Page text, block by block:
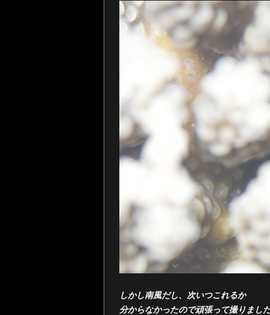
しかし南風だし、次いつこれるか
分からなかったので頑張って撮りまし